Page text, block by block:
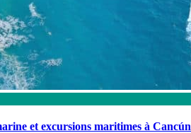
et excursions maritimes à Cancún